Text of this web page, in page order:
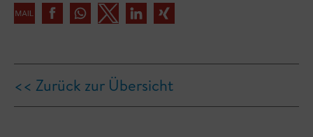
<< Zurück zur Übersicht